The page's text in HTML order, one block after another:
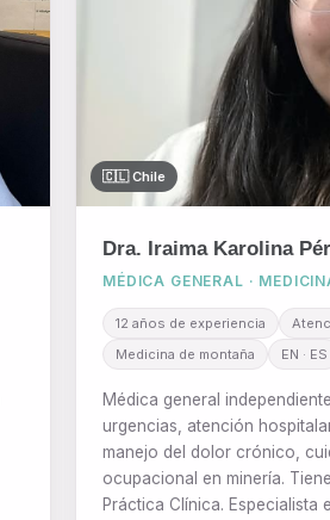
🇨🇱 Chile
Dra. Iraima Karolina
MÉDICA GENERAL ·
12 años de experiencia
Medicina de montaña
EN · ES
Médica general
urgencias, atención
manejo del dolor crónico,
ocupacional en minería.
Práctica Clínica.